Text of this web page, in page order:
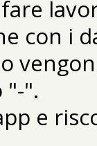
con i
"-".
e